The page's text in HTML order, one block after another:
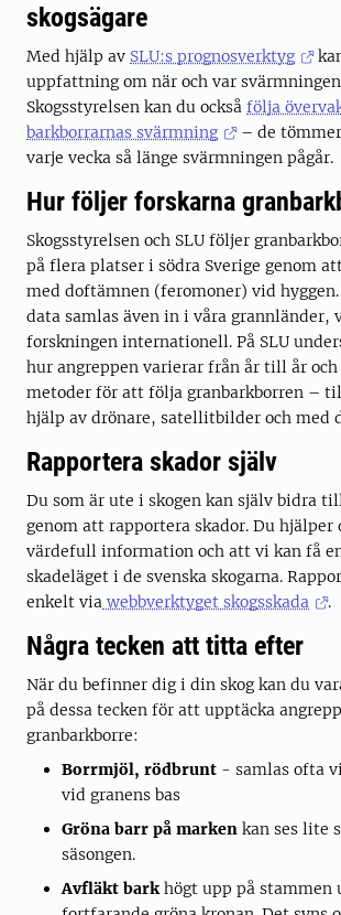
skogsägare
Med hjälp av SLU:s prognosverktyg
uppfattning om när och var
Skogsstyrelsen kan du också följa
barkborrarnas svärmning
– de
varje vecka så länge svärmningen pågår.
Hur följer forskarna
Skogsstyrelsen och SLU följer
på flera platser i södra Sverige genom
med doftämnen (feromoner) vid
data samlas även in i våra grannländer,
forskningen internationell. På SLU
hur angreppen varierar från år till år
metoder för att följa granbarkborren –
hjälp av drönare, satellitbilder och med
Rapportera skador själv
Du som är ute i skogen kan själv bidra
genom att rapportera skador. Du
värdefull information och att vi kan få
skadeläget i de svenska skogarna.
enkelt via webbverktyget skogsskada .
Några tecken att titta efter
När du befinner dig i din skog kan du
på dessa tecken för att upptäcka
granbarkborre:
Borrmjöl, rödbrunt - samlas ofta
vid granens bas
Gröna barr på marken kan ses lite
säsongen.
Avfläkt barkhögt upp på stammen